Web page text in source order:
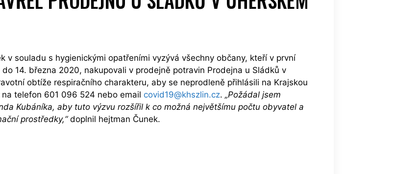
v souladu s hygienickými opatřeními vyzývá všechny občany, kteří v první
14. března 2020, nakupovali v prodejně potravin Prodejna u Sládků v
obtíže respiračního charakteru, aby se neprodleně přihlásili na Krajskou
telefon 601 096 524 nebo email covid19@khszlin.cz. „Požádal jsem
Kubáníka, aby tuto výzvu rozšířil k co možná největšímu počtu obyvatel a
prostředky,“doplnil hejtman Čunek.